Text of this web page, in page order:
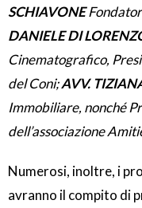
SCHIAVONE
DANIELE DI
Cinematografico,
del Coni;AVV.
Immobiliare, nonché
dell’associazione
Numerosi, inoltre, i
avranno il compito di